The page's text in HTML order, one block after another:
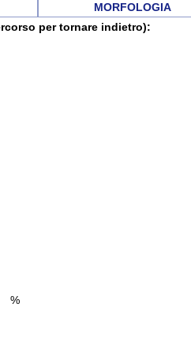
MORFOLOGIA
per tornare indietro):
%